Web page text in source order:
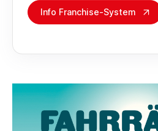
Info Franchise-System